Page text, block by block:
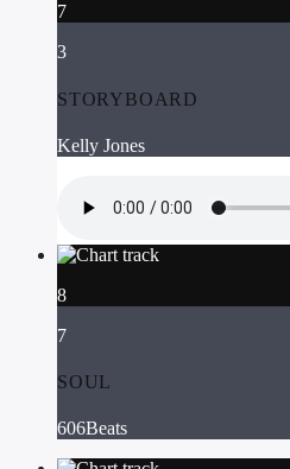
7
3
STORYBOARD
Kelly Jones
8
7
SOUL
606Beats